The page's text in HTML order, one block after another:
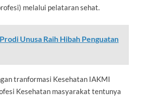
melalui pelataran sehat.
Unusa Raih Hibah Penguatan
tranformasi Kesehatan IAKMI
Kesehatan masyarakat tentunya